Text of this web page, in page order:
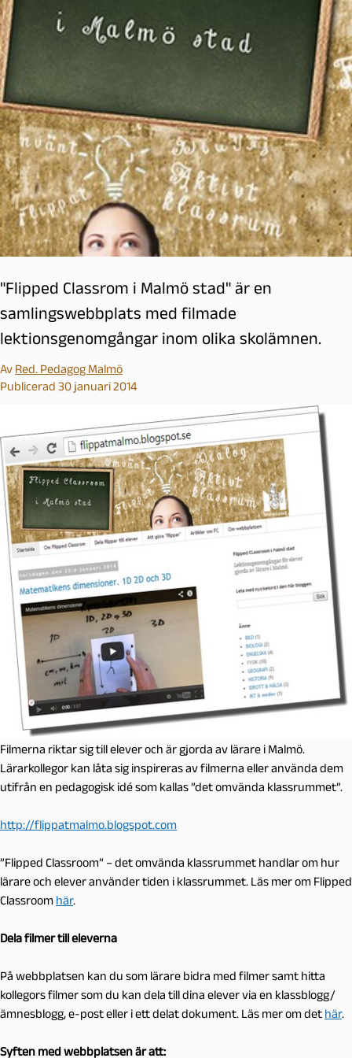
"Flipped Classrom i Malmö stad" är en
samlingswebbplats med filmade
lektionsgenomgångar inom olika skolämnen.
Av Red. Pedagog Malmö
Publicerad 30 januari 2014
Filmerna riktar sig till elever och är gjorda av lärare i Malmö.
Lärarkollegor kan låta sig inspireras av filmerna eller använda dem
utifrån en pedagogisk idé som kallas ”det omvända klassrummet”.
http://flippatmalmo.blogspot.com
”Flipped Classroom” – det omvända klassrummet handlar om hur
lärare och elever använder tiden i klassrummet. Läs mer om Flipped
Classroom här.
Dela filmer till eleverna
På webbplatsen kan du som lärare bidra med filmer samt hitta
kollegors filmer som du kan dela till dina elever via en klassblogg/
ämnesblogg, e-post eller i ett delat dokument. Läs mer om det här.
Syften med webbplatsen är att: